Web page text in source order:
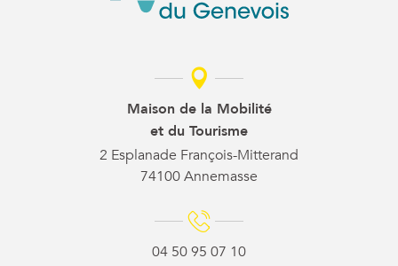
Maison de la Mobilité
et du Tourisme
2 Esplanade François-Mitterand
74100 Annemasse
04 50 95 07 10